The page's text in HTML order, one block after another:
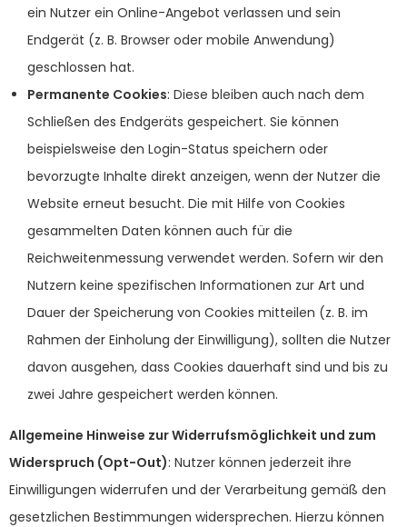
ein Nutzer ein Online-Angebot verlassen und sein
Endgerät (z. B. Browser oder mobile Anwendung)
geschlossen hat.
Permanente Cookies: Diese bleiben auch nach dem
Schließen des Endgeräts gespeichert. Sie können
beispielsweise den Login-Status speichern oder
bevorzugte Inhalte direkt anzeigen, wenn der Nutzer die
Website erneut besucht. Die mit Hilfe von Cookies
gesammelten Daten können auch für die
Reichweitenmessung verwendet werden. Sofern wir den
Nutzern keine spezifischen Informationen zur Art und
Dauer der Speicherung von Cookies mitteilen (z. B. im
Rahmen der Einholung der Einwilligung), sollten die Nutzer
davon ausgehen, dass Cookies dauerhaft sind und bis zu
zwei Jahre gespeichert werden können.
Allgemeine Hinweise zur Widerrufsmöglichkeit und zum
Widerspruch (Opt-Out): Nutzer können jederzeit ihre
Einwilligungen widerrufen und der Verarbeitung gemäß den
gesetzlichen Bestimmungen widersprechen. Hierzu können